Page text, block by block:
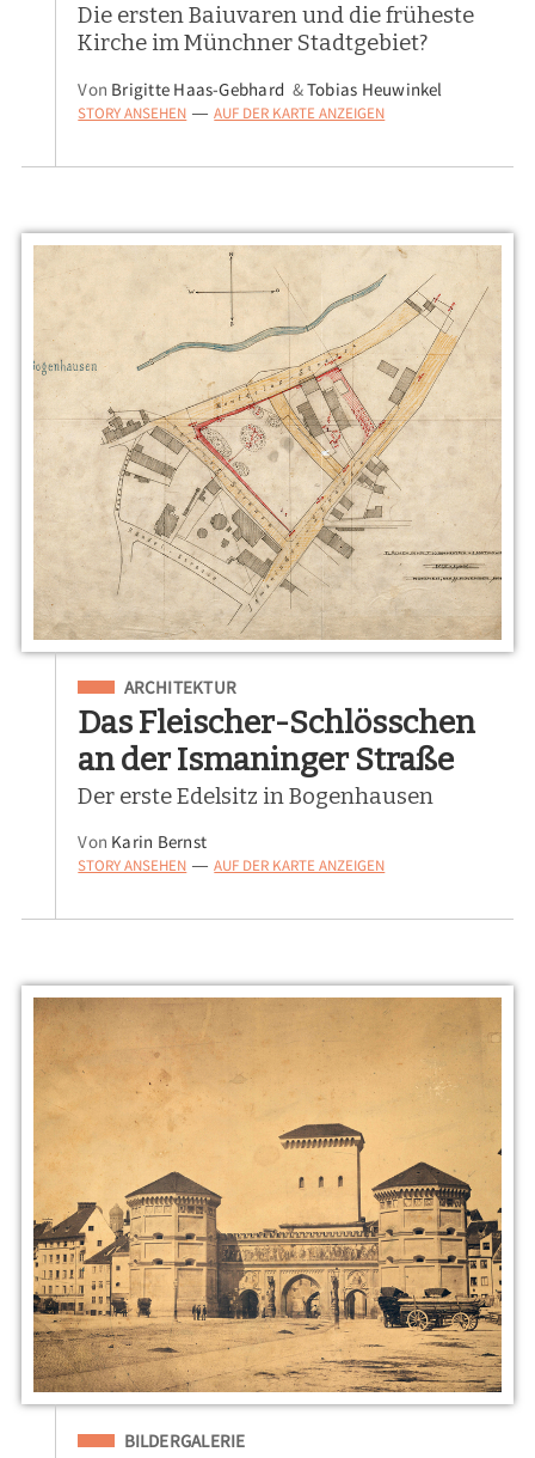
Die ersten Baiuvaren und die früheste
Kirche im Münchner Stadtgebiet?
Von Brigitte Haas-Gebhard &Tobias Heuwinkel
STORY ANSEHEN — AUF DER KARTE ANZEIGEN
Eingeordnet unter
ARCHITEKTUR
Das Fleischer-Schlösschen
an der Ismaninger Straße
Der erste Edelsitz in Bogenhausen
Von Karin Bernst
STORY ANSEHEN — AUF DER KARTE ANZEIGEN
Eingeordnet unter
BILDERGALERIE